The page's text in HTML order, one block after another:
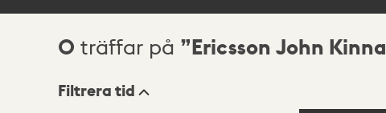
Sökresultat
0 träffar på Ericsson John Kinna
Filtrera tid